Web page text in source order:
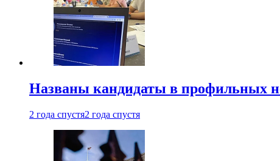
Названы кандидаты в профильных
2 года спустя2 года спустя